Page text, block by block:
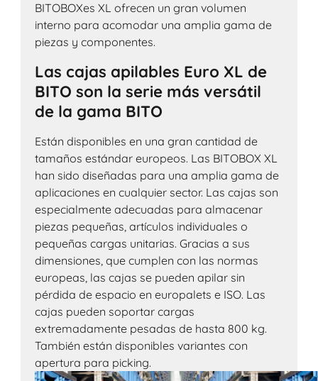
BITOBOXes XL ofrecen un gran volumen
interno para acomodar una amplia gama de
piezas y componentes.
Las cajas apilables Euro XL de
BITO son la serie más versátil
de la gama BITO
Están disponibles en una gran cantidad de
tamaños estándar europeos. Las BITOBOX XL
han sido diseñadas para una amplia gama de
aplicaciones en cualquier sector. Las cajas son
especialmente adecuadas para almacenar
piezas pequeñas, artículos individuales o
pequeñas cargas unitarias. Gracias a sus
dimensiones, que cumplen con las normas
europeas, las cajas se pueden apilar sin
pérdida de espacio en europalets e ISO. Las
cajas pueden soportar cargas
extremadamente pesadas de hasta 800 kg.
También están disponibles variantes con
apertura para picking.